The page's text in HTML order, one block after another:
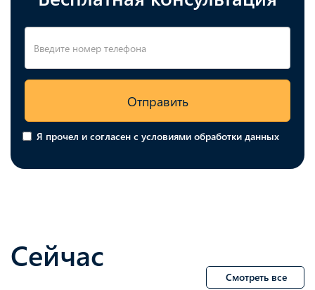
Отправить
Я прочел и согласен с условиями обработки данных
Сейчас
Смотреть все